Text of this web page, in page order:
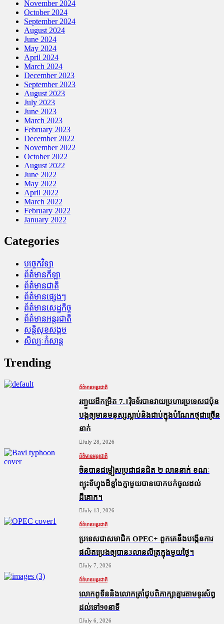
November 2024
October 2024
September 2024
August 2024
June 2024
May 2024
April 2024
March 2024
December 2023
September 2023
August 2023
July 2023
June 2023
March 2023
February 2023
December 2022
November 2022
October 2022
August 2022
June 2022
May 2022
April 2022
March 2022
February 2022
January 2022
Categories
បច្ចេកវិទ្យា
ព័ត៌មានកីឡា
ព័ត៌មានជាតិ
ព័ត៌មានផ្សេងៗ
ព័ត៌មានសេដ្ឋកិច្ច
ព័ត៌មានអន្តរជាតិ
សន្តិសុខសង្គម
សិល្បៈកំសាន្ត
Trending
ព័ត៌មានអន្តរជាតិ
រញ្ជួយដីកម្រិត​ 7.1រ៉ិចទ័របានវាយប្រហារប្រទេសជប៉ុន
បង្កឲ្យមានមនុស្សស្លាប់​និង​ជាប់ក្នុងបំណែកថ្មជាច្រើន
នាក់
July 28, 2026
ព័ត៌មានអន្តរជាតិ
ចិនបានជម្លៀសប្រជាជនជិត ២ លាននាក់ ខណៈ
ព្យុះទីហ្វុងដ៏ខ្លាំងក្លាមួយបានបោកបក់ចូលដល់
ដីគោក។
July 13, 2026
ព័ត៌មានអន្តរជាតិ
ប្រទេសជាសមាជិក OPEC+​ ពួកគេនឹងបង្កើនការ
ផលិតប្រេងឲ្យបាន3លានលីត្រក្នុងមួយថ្ងៃ។
July 7, 2026
ព័ត៌មានអន្តរជាតិ
លោកពូទីននិងលោកត្រាំជូបពិភាក្សាគ្នារតាមទូរស័ព្ធ
ដល់ទៅ90នាទី
July 6, 2026